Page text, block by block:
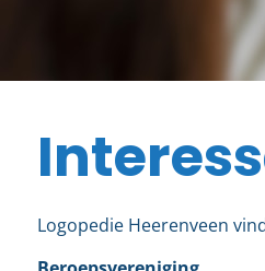
Logopedie Heerenveen